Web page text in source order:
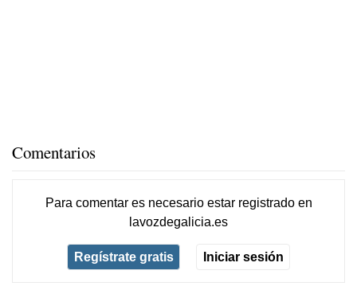
Comentarios
Para comentar es necesario estar registradoen
lavozdegalicia.es
Regístrate gratis Iniciar sesión